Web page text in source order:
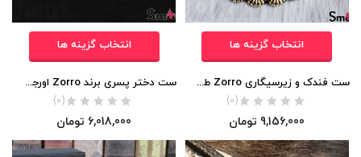
انتخاب گزینه ها
ست فندک و زیرسیگاری Zorro طرح Constantine اورجینال
(0)
9,156,000 تومان
انتخاب گزینه ها
ست دختر پسری برند Zorro اورجینال
(0)
6,018,000 تومان